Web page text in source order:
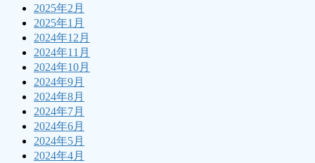
2025年2月
2025年1月
2024年12月
2024年11月
2024年10月
2024年9月
2024年8月
2024年7月
2024年6月
2024年5月
2024年4月